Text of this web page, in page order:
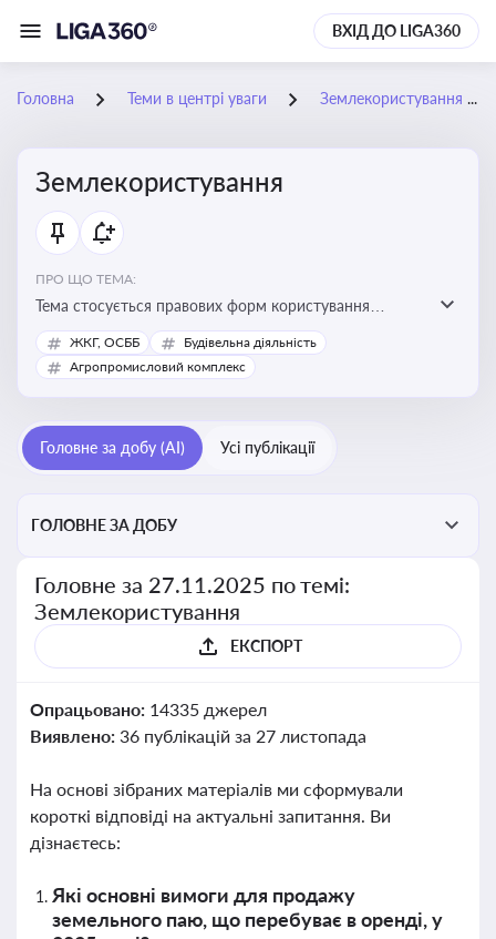
ВХІД ДО LIGA360
Головна Теми в центрі уваги Землекористування
Землекористування
ПРО ЩО ТЕМА:
Тема стосується правових форм користування
землею, зокрема умов доступу, володіння та
користування земельними ділянками різних форм
ЖКГ, ОСББ
Будівельна діяльність
Агропромисловий комплекс
Головне за добу (AI) Усі публікації
ГОЛОВНЕ ЗА ДОБУ
Головне за 27.11.2025 по темі:
Землекористування
ЕКСПОРТ
Опрацьовано: 14335 джерел
Виявлено: 36 публікацій за 27 листопада
На основі зібраних матеріалів ми сформували
короткі відповіді на актуальні запитання. Ви
дізнаєтесь:
Які основні вимоги для продажу
земельного паю, що перебуває в оренді, у